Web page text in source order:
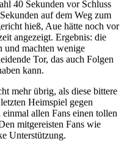
40 Sekunden vor Schluss
auf dem Weg zum
hieß, Aue hätte noch vor
angezeigt. Ergebnis: die
und machten wenige
Tor, das auch Folgen
kann.
mehr übrig, als diese bittere
Heimspiel gegen
allen Fans einen tollen
mitgereisten Fans wie
Unterstützung.